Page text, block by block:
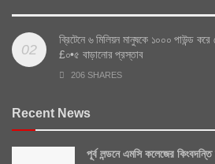
ব্রিটেনে ৬ মিলিয়ন মানুষকে ১০০০ পাউন্ড করে
£০•৫ বাড়ানোর প্রস্তাব
206 SHARES
Recent News
পূর্ব লন্ডনে এমসি কলেজের কিংবদন্তি